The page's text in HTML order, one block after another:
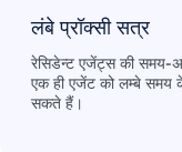
लंबे प्रॉक्सी सत्र
रेसिडेन्ट एजेंट्स की समय-
एक ही एजेंट को लम्बे
सकते हैं।